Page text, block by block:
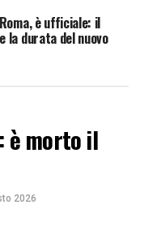
è ufficiale: il
la durata del nuovo
è morto il
2026